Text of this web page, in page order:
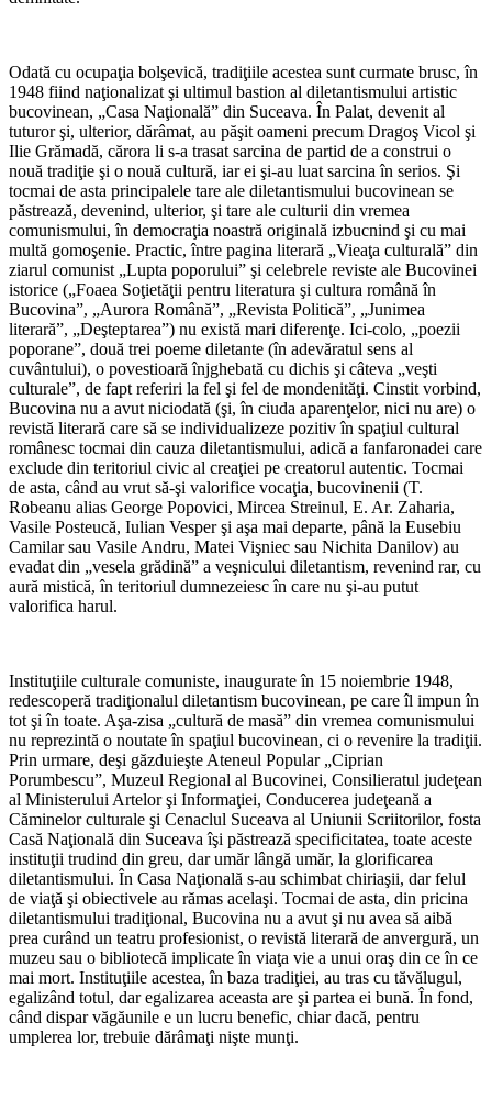
Odată cu ocupaţia bolşevică, tradiţiile acestea sunt curmate brusc, în
1948 fiind naţionalizat şi ultimul bastion al diletantismului artistic
bucovinean, „Casa Naţională” din Suceava. În Palat, devenit al
tuturor şi, ulterior, dărâmat, au păşit oameni precum Dragoş Vicol şi
Ilie Grămadă, cărora li s-a trasat sarcina de partid de a construi o
nouă tradiţie şi o nouă cultură, iar ei şi-au luat sarcina în serios. Şi
tocmai de asta principalele tare ale diletantismului bucovinean se
păstrează, devenind, ulterior, şi tare ale culturii din vremea
comunismului, în democraţia noastră originală izbucnind şi cu mai
multă gomoşenie. Practic, între pagina literară „Vieaţa culturală” din
ziarul comunist „Lupta poporului” şi celebrele reviste ale Bucovinei
istorice („Foaea Soţietăţii pentru literatura şi cultura română în
Bucovina”, „Aurora Română”, „Revista Politică”, „Junimea
literară”, „Deşteptarea”) nu există mari diferenţe. Ici-colo, „poezii
poporane”, două trei poeme diletante (în adevăratul sens al
cuvântului), o povestioară înjghebată cu dichis şi câteva „veşti
culturale”, de fapt referiri la fel şi fel de mondenităţi. Cinstit vorbind,
Bucovina nu a avut niciodată (şi, în ciuda aparenţelor, nici nu are) o
revistă literară care să se individualizeze pozitiv în spaţiul cultural
românesc tocmai din cauza diletantismului, adică a fanfaronadei care
exclude din teritoriul civic al creaţiei pe creatorul autentic. Tocmai
de asta, când au vrut să-şi valorifice vocaţia, bucovinenii (T.
Robeanu alias George Popovici, Mircea Streinul, E. Ar. Zaharia,
Vasile Posteucă, Iulian Vesper şi aşa mai departe, până la Eusebiu
Camilar sau Vasile Andru, Matei Vişniec sau Nichita Danilov) au
evadat din „vesela grădină” a veşnicului diletantism, revenind rar, cu
aură mistică, în teritoriul dumnezeiesc în care nu şi-au putut
valorifica harul.
Instituţiile culturale comuniste, inaugurate în 15 noiembrie 1948,
redescoperă tradiţionalul diletantism bucovinean, pe care îl impun în
tot şi în toate. Aşa-zisa „cultură de masă” din vremea comunismului
nu reprezintă o noutate în spaţiul bucovinean, ci o revenire la tradiţii.
Prin urmare, deşi găzduieşte Ateneul Popular „Ciprian
Porumbescu”, Muzeul Regional al Bucovinei, Consilieratul judeţean
al Ministerului Artelor şi Informaţiei, Conducerea judeţeană a
Căminelor culturale şi Cenaclul Suceava al Uniunii Scriitorilor, fosta
Casă Naţională din Suceava îşi păstrează specificitatea, toate aceste
instituţii trudind din greu, dar umăr lângă umăr, la glorificarea
diletantismului. În Casa Naţională s-au schimbat chiriaşii, dar felul
de viaţă şi obiectivele au rămas acelaşi. Tocmai de asta, din pricina
diletantismului tradiţional, Bucovina nu a avut şi nu avea să aibă
prea curând un teatru profesionist, o revistă literară de anvergură, un
muzeu sau o bibliotecă implicate în viaţa vie a unui oraş din ce în ce
mai mort. Instituţiile acestea, în baza tradiţiei, au tras cu tăvălugul,
egalizând totul, dar egalizarea aceasta are şi partea ei bună. În fond,
când dispar văgăunile e un lucru benefic, chiar dacă, pentru
umplerea lor, trebuie dărâmaţi nişte munţi.